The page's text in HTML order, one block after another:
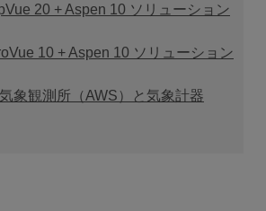
20 + Aspen 10 ソリューション
10 + Aspen 10 ソリューション
象観測所（AWS）と気象計器